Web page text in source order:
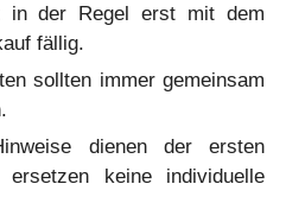
in der Regel erst mit dem
fällig.
sollten immer gemeinsam
dienen der ersten
ersetzen keine individuelle